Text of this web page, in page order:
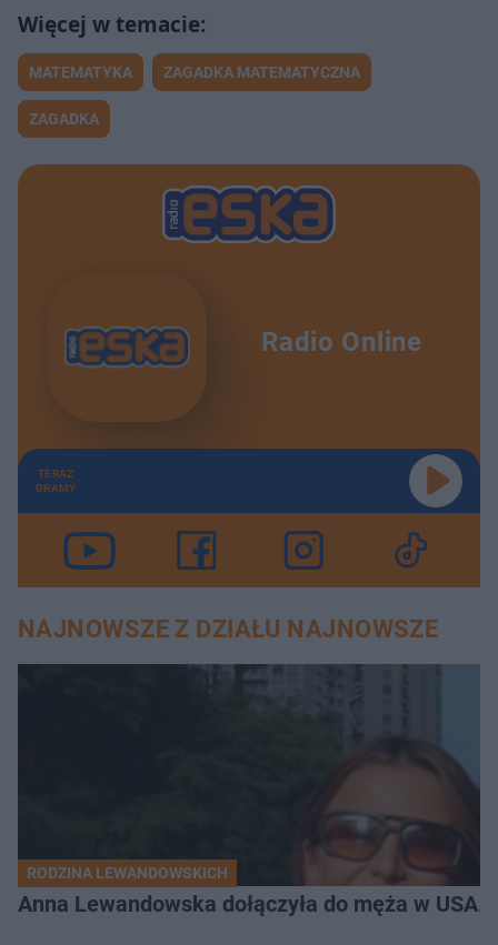
MATEMATYKA ZAGADKA MATEMATYCZNA
ZAGADKA
Radio Online
TERAZ
GRAMY
NAJNOWSZE Z DZIAŁU NAJNOWSZE
RODZINA LEWANDOWSKICH
Anna Lewandowska dołączyła do męża w